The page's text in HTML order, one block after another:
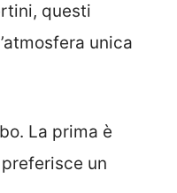
questi
unica
La prima è
un